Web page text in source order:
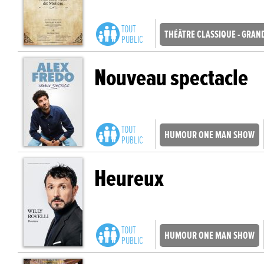
TOUT
PUBLIC THÉÂTRE CLASSIQUE -
Nouveau spectacle
TOUT
PUBLIC HUMOUR ONE MAN SHOW
Heureux
TOUT
PUBLIC HUMOUR ONE MAN SHOW